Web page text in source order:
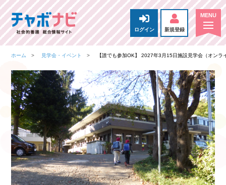
ログイン 新規登録
ホーム 見学会・イベント 【誰でも参加OK】 2027年3月15日施設見学会（オンラ